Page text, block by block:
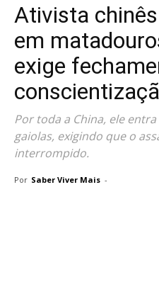
Ativista
em
exige
Por toda a China, ele
gaiolas, exigindo que o
interrompido.
Por Saber Viver Mais -